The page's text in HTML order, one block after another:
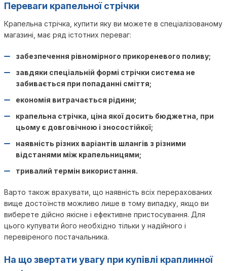
Переваги крапельної стрічки
Крапельна стрічка, купити яку ви можете в спеціалізованому
магазині, має ряд істотних переваг:
забезпечення рівномірного прикореневого поливу;
завдяки спеціальній формі стрічки система не
забивається при попаданні сміття;
економія витрачається рідини;
крапельна стрічка, ціна якої досить бюджетна, при
цьому є довговічною і зносостійкої;
наявність різних варіантів шлангів з різними
відстанями між крапельницями;
тривалий термін використання.
Варто також врахувати, що наявність всіх перерахованих
вище достоїнств можливо лише в тому випадку, якщо ви
виберете дійсно якісне і ефективне пристосування. Для
цього купувати його необхідно тільки у надійного і
перевіреного постачальника.
На що звертати увагу при купівлі краплинної